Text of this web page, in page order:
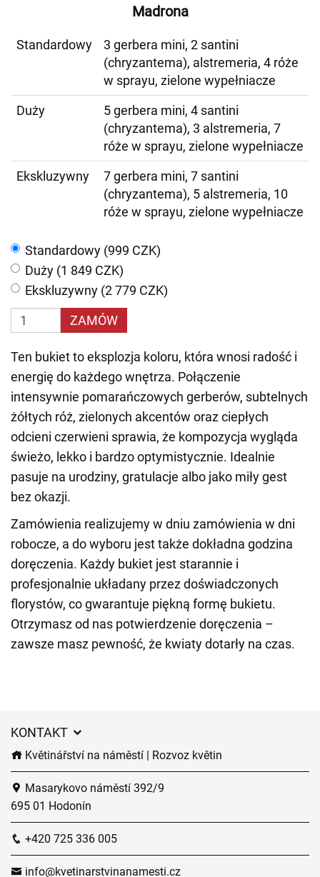
Madrona
Standardowy
3 gerbera mini, 2 santini
(chryzantema), alstremeria, 4 róże
w sprayu, zielone wypełniacze
Duży
5 gerbera mini, 4 santini
(chryzantema), 3 alstremeria, 7
róże w sprayu, zielone wypełniacze
Ekskluzywny
7 gerbera mini, 7 santini
(chryzantema), 5 alstremeria, 10
róże w sprayu, zielone wypełniacze
Standardowy (999 CZK)
Duży (1 849 CZK)
Ekskluzywny (2 779 CZK)
ZAMÓW
Ten bukiet to eksplozja koloru, która wnosi radość i
energię do każdego wnętrza. Połączenie
intensywnie pomarańczowych gerberów, subtelnych
żółtych róż, zielonych akcentów oraz ciepłych
odcieni czerwieni sprawia, że kompozycja wygląda
świeżo, lekko i bardzo optymistycznie. Idealnie
pasuje na urodziny, gratulacje albo jako miły gest
bez okazji.
Zamówienia realizujemy w dniu zamówienia w dni
robocze, a do wyboru jest także dokładna godzina
doręczenia. Każdy bukiet jest starannie i
profesjonalnie układany przez doświadczonych
florystów, co gwarantuje piękną formę bukietu.
Otrzymasz od nas potwierdzenie doręczenia –
zawsze masz pewność, że kwiaty dotarły na czas.
KONTAKT
Květinářství na náměstí | Rozvoz květin
Masarykovo náměstí 392/9
695 01 Hodonín
+420 725 336 005
info@kvetinarstvinanamesti.cz